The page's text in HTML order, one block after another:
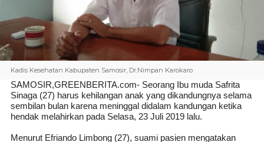
Kadis Kesehatan Kabupaten Samosir, Dr.Nimpan Karokaro
SAMOSIR,GREENBERITA.com- Seorang Ibu muda Safrita
Sinaga (27) harus kehilangan anak yang dikandungnya selama
sembilan bulan karena meninggal didalam kandungan ketika
hendak melahirkan pada Selasa, 23 Juli 2019 lalu.
Menurut Efriando Limbong (27), suami pasien mengatakan